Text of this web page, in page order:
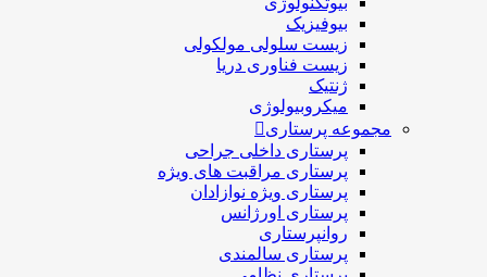
بیوفیزیک
زیست سلولی مولکولی
زیست فناوری دریا
ژنتیک
میکروبیولوژی
مجموعه پرستاری
پرستاری داخلی جراحی
پرستاری مراقبت های ويژه
پرستاری ويژه نوازادان
پرستاری اورژانس
روانپرستاری
پرستاری سالمندی